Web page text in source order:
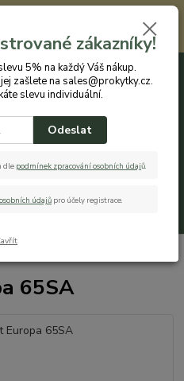
slevu 5% na každý nákup. Máte-li
sales@prokytky.cz. Po jeho ověření
Přejít na registraci →
0ks
65SA
zákazníky!
5% na každý Váš nákup.
zašlete na sales@prokytky.cz.
slevu individuální.
Odeslat
dle podmínek zpracování osobních údajů.
údajů pro účely registrace.